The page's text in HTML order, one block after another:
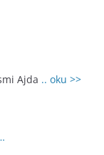
Ajda .. oku >>